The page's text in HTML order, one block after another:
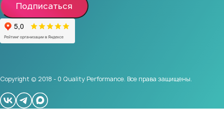
Подписаться
Copyright © 2018 - 0 Quality Performance. Все права защищены.